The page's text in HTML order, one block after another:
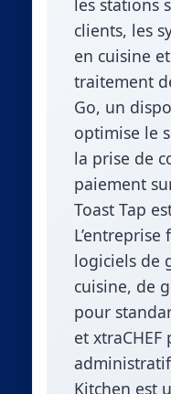
les stations
clients, les
en cuisine
traitement
Go, un
optimise le
la prise de
paiement
Toast Tap
logiciels de
cuisine, de
pour
et
Kitchen est